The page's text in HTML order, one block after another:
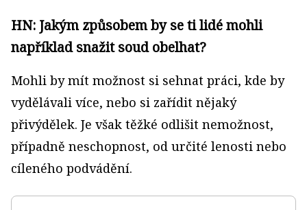
HN: Jakým způsobem by se ti lidé mohli
například snažit soud obelhat?
Mohli by mít možnost si sehnat práci, kde by
vydělávali více, nebo si zařídit nějaký
přivýdělek. Je však těžké odlišit nemožnost,
případně neschopnost, od určité lenosti nebo
cíleného podvádění.